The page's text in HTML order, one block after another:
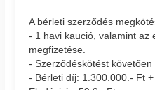
A bérleti szerződés
- 1 havi kaució, valamint az
megfizetése.
- Szerződéskötést
- Bérleti díj: 1.300.000.- Ft